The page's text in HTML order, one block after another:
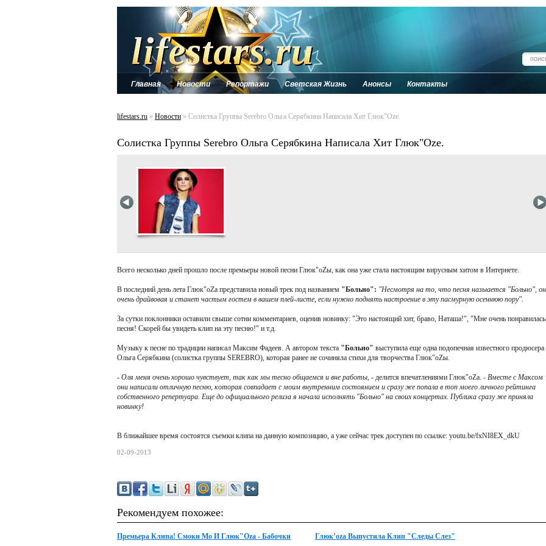
Главная Новости Репортажи Светская Жизнь Анонсы Контакты
lifestars.ru » Новости » Солистка Группы Serebro Ольга Серябкина Написала Хит Глюк"Ozе.
Солистка Группы Serebro Ольга Серябкина Написала Хит Глюк"Ozе.
Всего несколько дней прошло после премьеры новой песни Глюк"oZы, как она уже стала настоящим вирусным хитом в Интернете.
В последний день лета Глюк"oZа представила новый трек под названием "Больно": "Несмотря на то, что песня назыается "Больно",
очень драйвовая и станет частым гостем в вашем плей-листе, если нужно поднять настроение в эту пасмурную осеннюю пору".
За сутки поклонники оставили свыше сотни комментариев, оценив новинку: "Это настоящий хит, браво, Наташа!", "Мне очень понравилась
песня! Скорей бы увидеть клип на эту песню!" и т.д.
Музыку к песне по традиции написал Максим Фадеев. А автором текста "Больно" выступила еще одна подопечная известного продюсера
Ольга Серябкина (солистка группы SEREBRO), которая ранее не сочиняла стихи для творчества Глюк"oZы.
- Оля меня очень хорошо чувствует, так как мы тесно общаемся и вне работы, - делится впечатлениями Глюк"oZа. - Вместе с Максом
они написали отличную песню, которая совпадает с моим внутренним состоянием и сразу же попала в топ моего личного рейтинга
собственного репертуара. Еще до официального релиза я начала исполнять "Больно" на своих концертах. Публика сразу же приняла
новинку!
В ближайшее время состоятся съемки клипа на данную композицию, а уже сейчас трек доступен по ссылке: youtu.be/fxNI8EX_dkU
02-09-2013
Рекомендуем похожее:
Премьера Клипа! Смоки Mo И Глюк"Ozа - Бабочки Глюк’oza Выпустила Клип "Следы Слез"